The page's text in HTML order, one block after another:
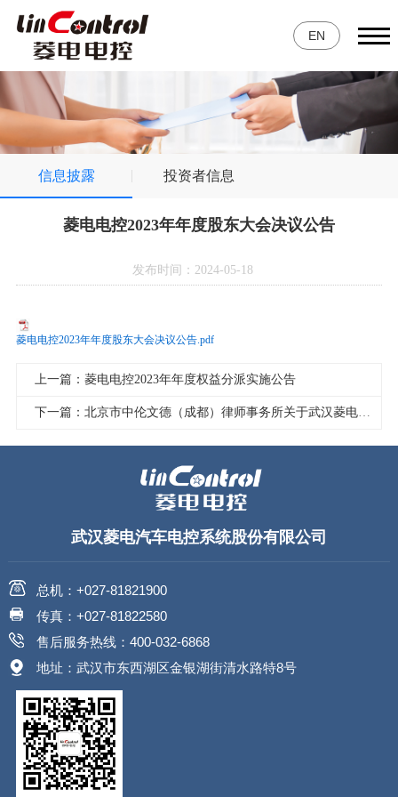
EN
信息披露 投资者信息
菱电电控2023年年度股东大会决议公告
发布时间：2024-05-18
菱电电控2023年年度股东大会决议公告.pdf
上一篇：菱电电控2023年年度权益分派实施公告
下一篇：北京市中伦文德（成都）律师事务所关于武汉菱电汽车电控系统股份有限公司2023年年度股东大会之法律意见书
武汉菱电汽车电控系统股份有限公司
总机：+027-81821900
传真：+027-81822580
售后服务热线：400-032-6868
地址：武汉市东西湖区金银湖街清水路特8号